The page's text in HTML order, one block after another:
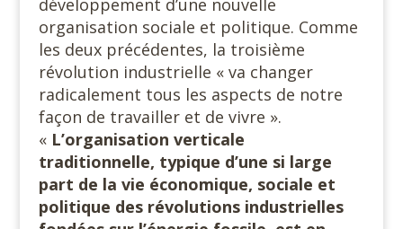
développement d’une nouvelle
organisation sociale et politique. Comme
les deux précédentes, la troisième
révolution industrielle « va changer
radicalement tous les aspects de notre
façon de travailler et de vivre ».
« L’organisation verticale
traditionnelle, typique d’une si large
part de la vie économique, sociale et
politique des révolutions industrielles